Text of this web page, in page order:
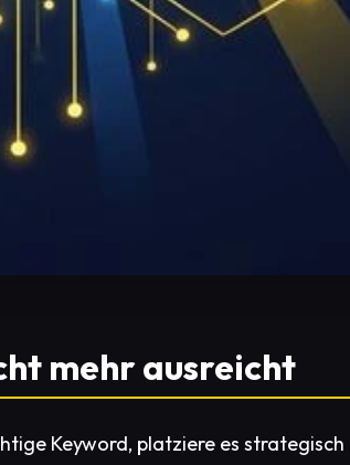
mehr ausreicht
Keyword, platziere es